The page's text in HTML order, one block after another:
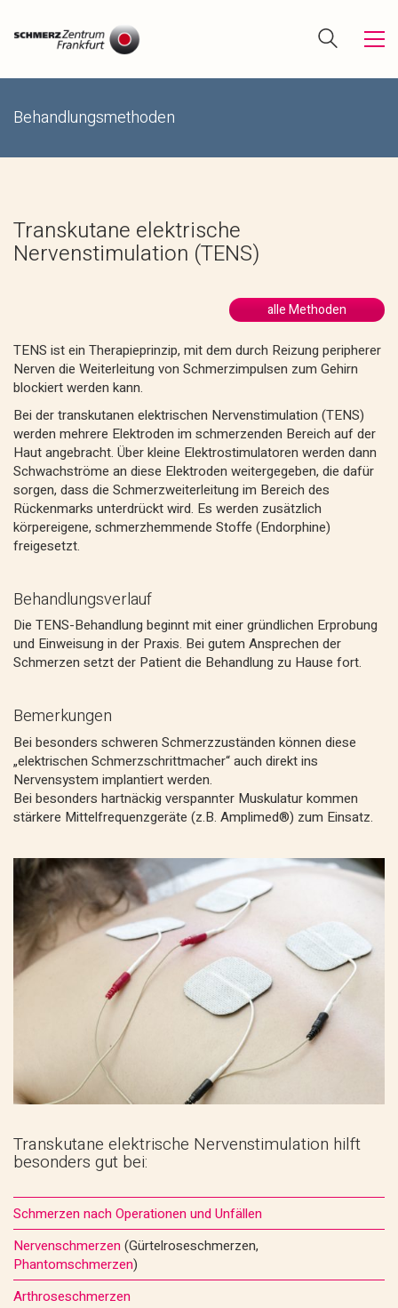
Behandlungsmethoden
Transkutane elektrische
Nervenstimulation (TENS)
alle Methoden
TENS ist ein Therapieprinzip, mit dem durch Reizung peripherer
Nerven die Weiterleitung von Schmerzimpulsen zum Gehirn
blockiert werden kann.
Bei der transkutanen elektrischen Nervenstimulation (TENS)
werden mehrere Elektroden im schmerzenden Bereich auf der
Haut angebracht. Über kleine Elektrostimulatoren werden dann
Schwachströme an diese Elektroden weitergegeben, die dafür
sorgen, dass die Schmerzweiterleitung im Bereich des
Rückenmarks unterdrückt wird. Es werden zusätzlich
körpereigene, schmerzhemmende Stoffe (Endorphine)
freigesetzt.
Behandlungsverlauf
Die TENS-Behandlung beginnt mit einer gründlichen Erprobung
und Einweisung in der Praxis. Bei gutem Ansprechen der
Schmerzen setzt der Patient die Behandlung zu Hause fort.
Bemerkungen
Bei besonders schweren Schmerzzuständen können diese
„elektrischen Schmerzschrittmacher“ auch direkt ins
Nervensystem implantiert werden.
Bei besonders hartnäckig verspannter Muskulatur kommen
stärkere Mittelfrequenzgeräte (z.B. Amplimed®) zum Einsatz.
Transkutane elektrische Nervenstimulation hilft
besonders gut bei:
Schmerzen nach Operationen und Unfällen
Nervenschmerzen (Gürtelroseschmerzen,
Phantomschmerzen)
Arthroseschmerzen